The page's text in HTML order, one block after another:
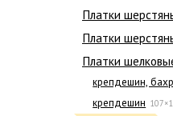
Платки
Платки
Платки
крепдешин,
крепдешин